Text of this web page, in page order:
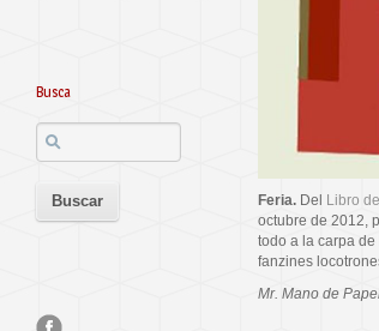
Busca
Feria. Del Libro
octubre de 2012,
todo a la carpa
fanzines
Mr. Mano de